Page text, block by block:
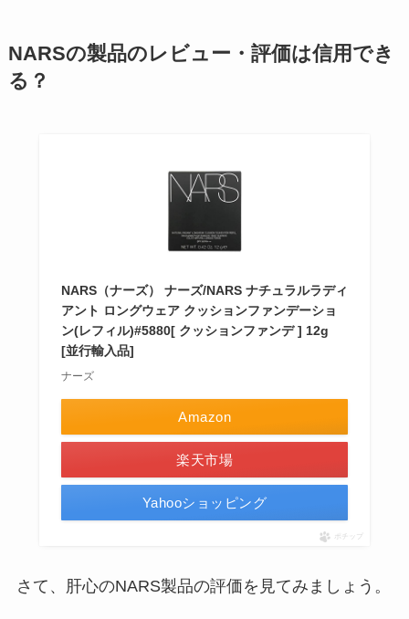
NARSの製品のレビュー・評価は信用でき
る？
NARS（ナーズ） ナーズ/NARS ナチュラルラディ
アント ロングウェア クッションファンデーショ
ン(レフィル)#5880[ クッションファンデ ] 12g
[並行輸入品]
ナーズ
Amazon
楽天市場
Yahooショッピング
ポチップ
さて、肝心のNARS製品の評価を見てみましょう。